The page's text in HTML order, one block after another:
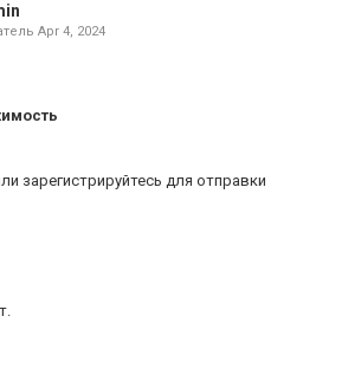
Apr 4, 2024
зарегистрируйтесь для отправки